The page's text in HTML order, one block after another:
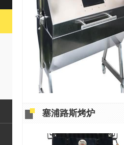
塞浦路斯烤炉